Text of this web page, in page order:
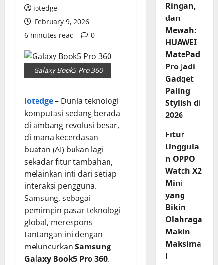
iotedge
February 9, 2026
6 minutes read
0
Galaxy Book5 Pro 360
Iotedge– Dunia teknologi
komputasi sedang berada
di ambang revolusi besar,
di mana kecerdasan
buatan (AI) bukan lagi
sekadar fitur tambahan,
melainkan inti dari setiap
interaksi pengguna.
Samsung, sebagai
pemimpin pasar teknologi
global, merespons
tantangan ini dengan
meluncurkan Samsung
Galaxy Book5 Pro 360.
Ringan,
dan
Mewah:
HUAWEI
MatePad
Pro Jadi
Gadget
Paling
Stylish di
2026
Fitur
Unggula
n OPPO
Watch X2
Mini
yang
Bikin
Olahraga
Makin
Maksima
l